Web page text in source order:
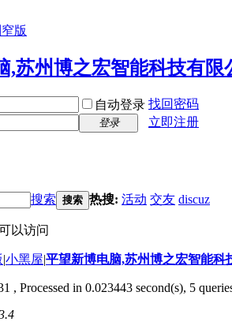
版
自动登录 找回密码
登录
立即注册
搜索 搜索 热搜: 活动 交友 discuz
以访问
|小黑屋|平望新博电脑,苏州博之宏智能科
, Processed in 0.023443 second(s), 5